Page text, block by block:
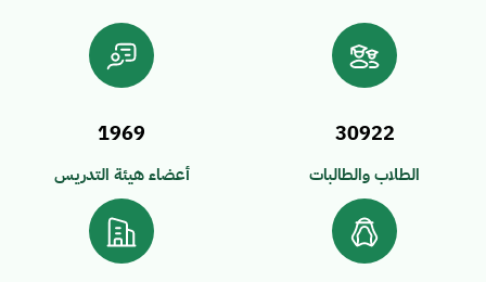
30922
الطلاب والطالبات
1969
أعضاء هيئة التدريس